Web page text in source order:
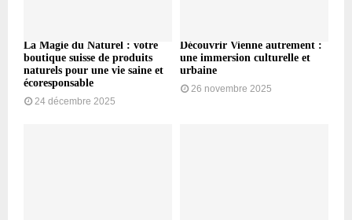
La Magie du Naturel : votre
boutique suisse de produits
naturels pour une vie saine et
écoresponsable
24 décembre 2025
Découvrir Vienne autrement :
une immersion culturelle et
urbaine
26 novembre 2025